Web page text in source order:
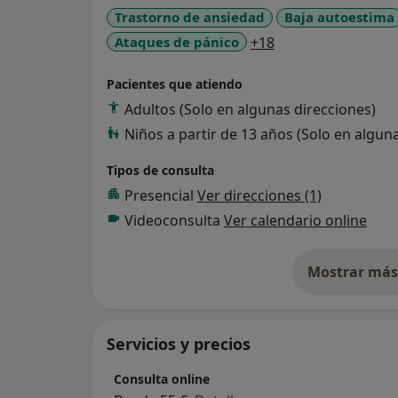
Te invito a que des el paso de iniciar este
descubrimiento personal.
Ante cualquier duda no dudes en
correo electrónico.
Trastorno de ansiedad Baja autoestima
Ataques de pánico
+18
Pacientes que atiendo
Adultos (Solo en algunas direcciones)
Niños a partir de 13 años (Solo en
Tipos de consulta
Presencial Ver direcciones (1)
Videoconsulta Ver calendario online
Mostrar
Servicios y precios
Consulta online